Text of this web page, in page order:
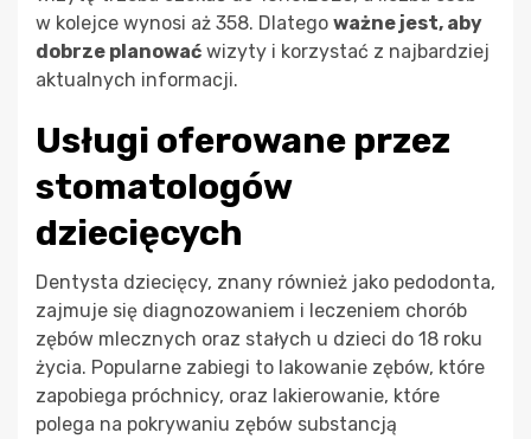
w kolejce wynosi aż 358. Dlatego ważne jest, aby
dobrze planować wizyty i korzystać z najbardziej
aktualnych informacji.
Usługi oferowane przez
stomatologów
dziecięcych
Dentysta dziecięcy, znany również jako pedodonta,
zajmuje się diagnozowaniem i leczeniem chorób
zębów mlecznych oraz stałych u dzieci do 18 roku
życia. Popularne zabiegi to lakowanie zębów, które
zapobiega próchnicy, oraz lakierowanie, które
polega na pokrywaniu zębów substancją